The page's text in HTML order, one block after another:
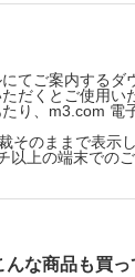
用語規準（CTCAE）
されたS-1の投与量
た眼の違和感
ルファリンが変更さ
方法の注意点
されたしゃっくり止
異なる末梢神経障害
足症候群の悪化
中に中止された降
てご案内するダ
だくとご使用い
り、m3.com 電
そのままで表示
以上の端末での
んな商品も買